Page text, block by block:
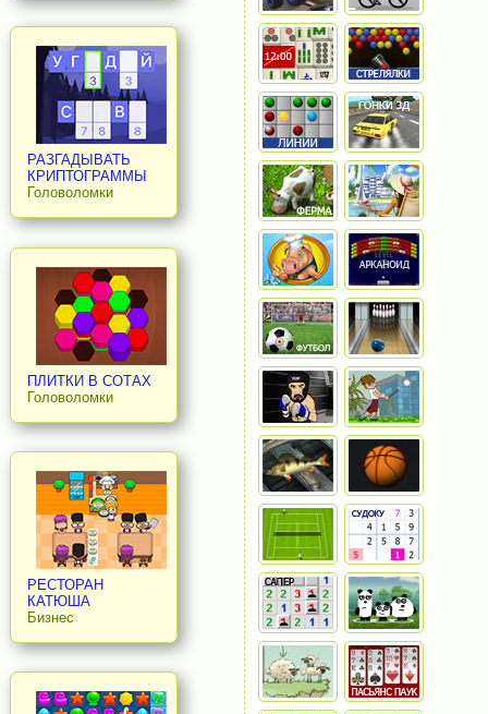
РАЗГАДЫВАТЬ
КРИПТОГРАММЫ
Головоломки
ПЛИТКИ В СОТАХ
Головоломки
РЕСТОРАН
КАТЮША
Бизнес